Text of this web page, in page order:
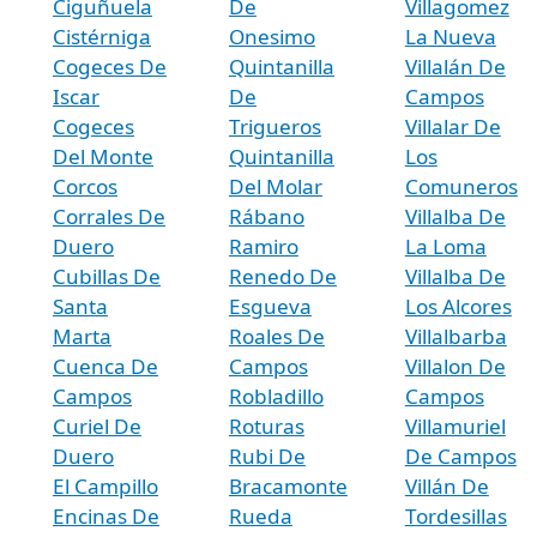
Ciguñuela
Cistérniga
Cogeces De
Iscar
Cogeces
Del Monte
Corcos
Corrales De
Duero
Cubillas De
Santa
Marta
Cuenca De
Campos
Curiel De
Duero
El Campillo
Encinas De
De
Onesimo
Quintanilla
De
Trigueros
Quintanilla
Del Molar
Rábano
Ramiro
Renedo De
Esgueva
Roales De
Campos
Robladillo
Roturas
Rubi De
Bracamonte
Rueda
Villagomez
La Nueva
Villalán De
Campos
Villalar De
Los
Comuneros
Villalba De
La Loma
Villalba De
Los Alcores
Villalbarba
Villalon De
Campos
Villamuriel
De Campos
Villán De
Tordesillas